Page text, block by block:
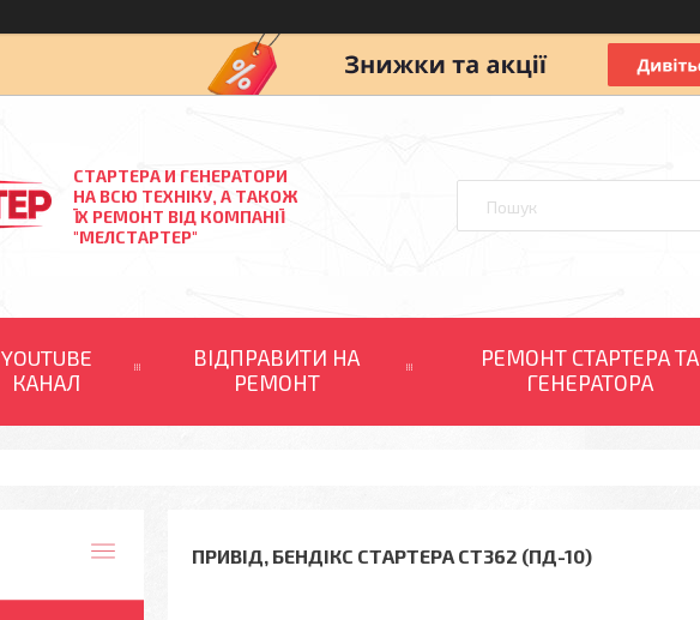
СТАРТЕРА И ГЕНЕРАТОРИ
НА ВСЮ ТЕХНІКУ, А ТАКОЖ
ЇХ РЕМОНТ ВІД КОМПАНІЇ
"МЕЛСТАРТЕР"
YOUTUBE
КАНАЛ
ВІДПРАВИТИ НА
РЕМОНТ
РЕМОНТ СТАРТЕРА ТА
ГЕНЕРАТОРА
ПРИВІД, БЕНДІКС СТАРТЕРА СТ362 (ПД-10)